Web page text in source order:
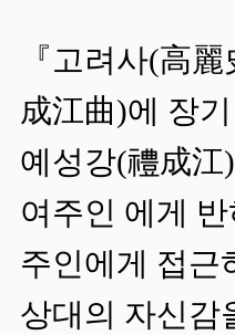
『고려사(高
成江曲)에 장
예성강(禮成江
여주인 에게
주인에게 접근
상대의 자신감